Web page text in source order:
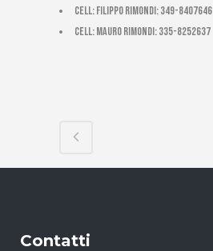
cell: Filippo Rimondi: 349-8407646
cell: Mauro Rimondi: 335-8252637
Contatti